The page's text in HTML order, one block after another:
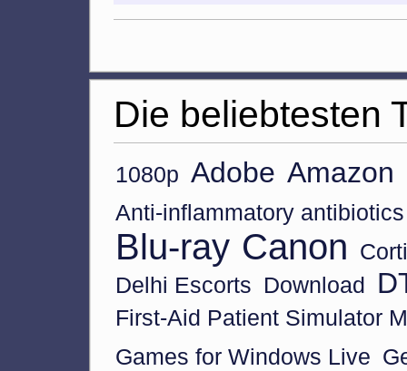
Die beliebtesten
1080p Adobe Amazon
Anti-inflammatory
Blu-ray Canon
Delhi Escorts Download
First-Aid Patient Simulator
Games for Windows Live